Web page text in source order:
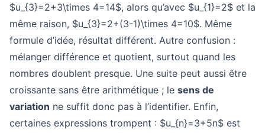
$u_{3}=2+3\times 4=14$, alors qu’avec $u_{1}=2$ et la
même raison, $u_{3}=2+(3-1)\times 4=10$. Même
formule d’idée, résultat différent. Autre confusion :
mélanger différence et quotient, surtout quand les
nombres doublent presque. Une suite peut aussi être
croissante sans être arithmétique ; le sens de
variation ne suffit donc pas à l’identifier. Enfin,
certaines expressions trompent : $u_{n}=3+5n$ est